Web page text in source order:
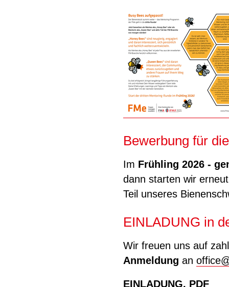
Bewerbung für
Im Frühling 2026 -
dann starten wir
Teil unseres
EINLADUNG in
Wir freuen uns auf
Anmeldung an office
EINLADUNG, PDF